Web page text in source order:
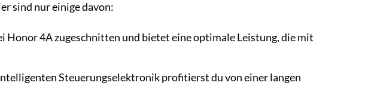
sind nur einige davon:
Honor 4A zugeschnitten und bietet eine optimale Leistung, die mit
Steuerungselektronik profitierst du von einer langen